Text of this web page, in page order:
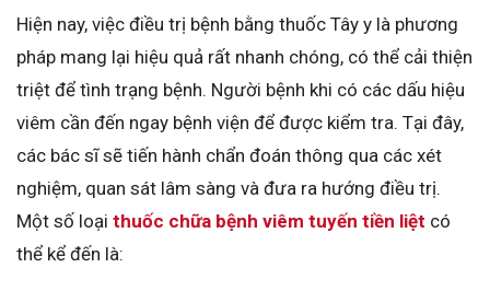
Hiện nay, việc điều trị bệnh bằng thuốc Tây y là phương
pháp mang lại hiệu quả rất nhanh chóng, có thể cải thiện
triệt để tình trạng bệnh. Người bệnh khi có các dấu hiệu
viêm cần đến ngay bệnh viện để được kiểm tra. Tại đây,
các bác sĩ sẽ tiến hành chẩn đoán thông qua các xét
nghiệm, quan sát lâm sàng và đưa ra hướng điều trị.
Một số loại thuốc chữa bệnh viêm tuyến tiền liệt có
thể kể đến là: